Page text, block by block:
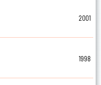
2001
1998